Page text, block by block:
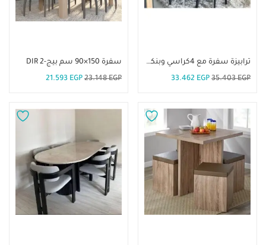
ترابيزة سفرة مع 4كراسي وبنكيت-DIR 6
35.403EGP
33.462 EGP
سفرة 150×90 سم بيج-DIR 2
23.148EGP
21.593 EGP